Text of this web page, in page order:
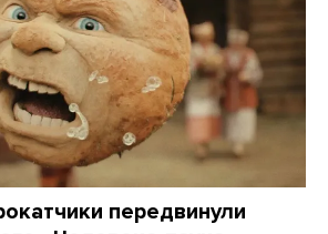
передвинули